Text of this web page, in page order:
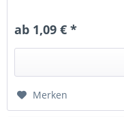
ab 1,09 € *
Merken